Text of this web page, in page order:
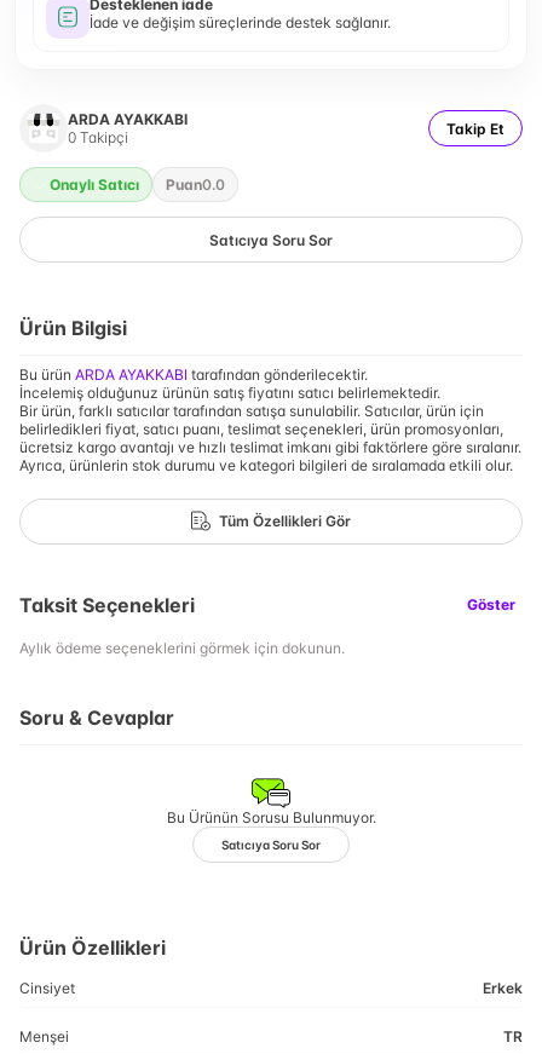
Desteklenen iade
İade ve değişim süreçlerinde destek sağlanır.
ARDA AYAKKABI
0 Takipçi Takip Et
Onaylı Satıcı Puan0.0
Satıcıya Soru Sor
Ürün Bilgisi
Bu ürün ARDA AYAKKABI tarafından gönderilecektir.
İncelemiş olduğunuz ürünün satış fiyatını satıcı belirlemektedir.
Bir ürün, farklı satıcılar tarafından satışa sunulabilir. Satıcılar, ürün için
belirledikleri fiyat, satıcı puanı, teslimat seçenekleri, ürün promosyonları,
ücretsiz kargo avantajı ve hızlı teslimat imkanı gibi faktörlere göre sıralanır.
Ayrıca, ürünlerin stok durumu ve kategori bilgileri de sıralamada etkili olur.
Tüm Özellikleri Gör
Taksit Seçenekleri Göster
Aylık ödeme seçeneklerini görmek için dokunun.
Soru & Cevaplar
Bu Ürünün Sorusu Bulunmuyor.
Satıcıya Soru Sor
Ürün Özellikleri
Cinsiyet Erkek
Menşei TR